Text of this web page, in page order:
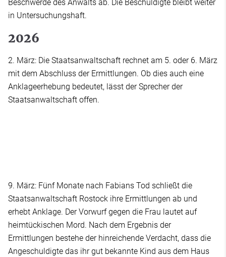
Beschwerde des Anwalts ab. Die Beschuldigte bleibt weiter
in Untersuchungshaft.
2026
2. März: Die Staatsanwaltschaft rechnet am 5. oder 6. März
mit dem Abschluss der Ermittlungen. Ob dies auch eine
Anklageerhebung bedeutet, lässt der Sprecher der
Staatsanwaltschaft offen.
9. März: Fünf Monate nach Fabians Tod schließt die
Staatsanwaltschaft Rostock ihre Ermittlungen ab und
erhebt Anklage. Der Vorwurf gegen die Frau lautet auf
heimtückischen Mord. Nach dem Ergebnis der
Ermittlungen bestehe der hinreichende Verdacht, dass die
Angeschuldigte das ihr gut bekannte Kind aus dem Haus